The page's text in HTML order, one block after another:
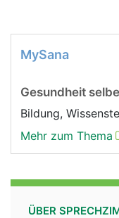
MySana
Gesundheit
Bildung,
Mehr zum Thema
ÜBER